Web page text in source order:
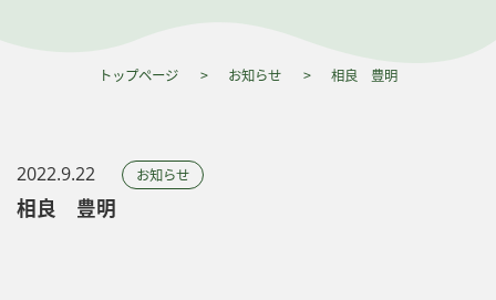
トップページ お知らせ 相良 豊明
2022.9.22 お知らせ
相良 豊明